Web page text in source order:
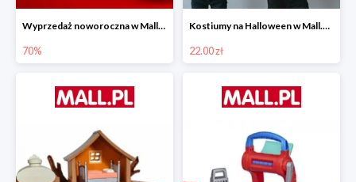
Wyprzedaż noworoczna w Mall.pl do -70%
70%
Kostiumy na Halloween w Mall.pl od 22 zł
22.00 zł